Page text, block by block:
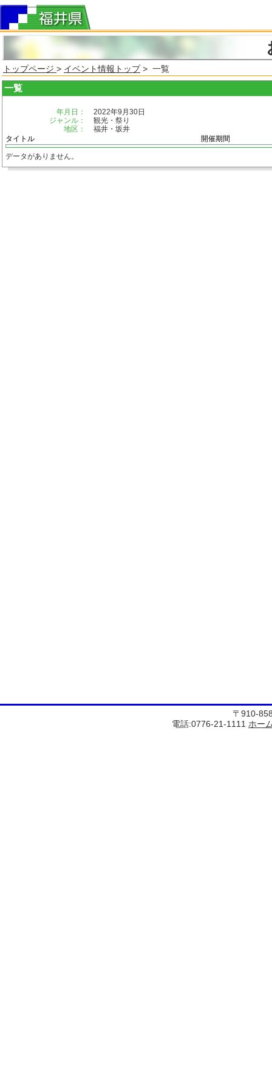
トップページ > イベント情報トップ> 一覧
一覧
年月日：
2022年9月30日
ジャンル：
観光・祭り
地区：
福井・坂井
タイトル
開催期間
データがありません。
〒910-
電話:0776-21-1111 ホー